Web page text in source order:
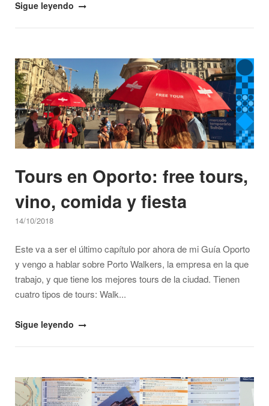
"13
y
los
portugueses"
Sigue leyendo
Open post
Tours en Oporto: free tours,
vino, comida y fiesta
14/10/2018
Este va a ser el último capítulo por ahora de mi Guía Oporto
y vengo a hablar sobre Porto Walkers, la empresa en la que
trabajo, y que tiene los mejores tours de la ciudad. Tienen
cuatro tipos de tours: Walk...
"Tours
tours,
vino,
Sigue leyendo
Open post